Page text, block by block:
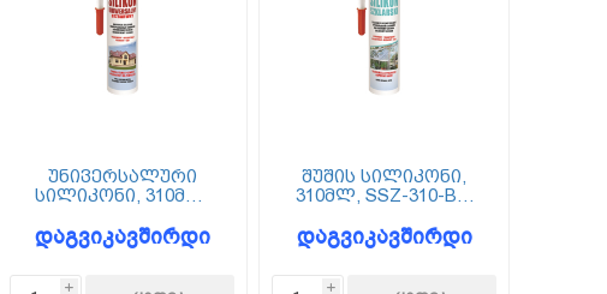
უნივერსალური
სილიკონი, 310მლ,
დაგვიკავშირდი
i
შუშის სილიკონი,
310მლ, SSZ-310-BB,
დაგვიკავშირდი
i